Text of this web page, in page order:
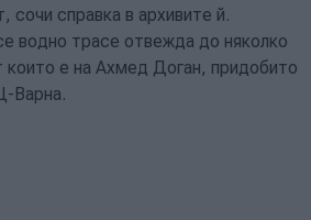
сочи справка в архивите й.
водно трасе отвежда до няколко
е на Ахмед Доган, придобито
Варна.